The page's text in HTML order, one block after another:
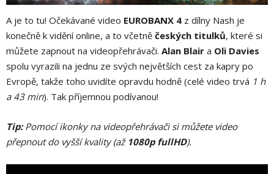
A je to tu! Očekávané video EUROBANX 4 z dílny Nash je
konečně k vidění online, a to včetně českých titulků, které si
můžete zapnout na videopřehrávači. Alan Blair a Oli Davies
spolu vyrazili na jednu ze svých největších cest za kapry po
Evropě, takže toho uvidíte opravdu hodně (celé video trvá 1 h
a 43 min). Tak příjemnou podívanou!
Tip:Pomocí ikonky na videopřehrávači si můžete video
přepnout do vyšší kvality (až 1080p fullHD).